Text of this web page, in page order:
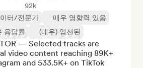
92k
터/전문가
매우 영향력 있음
응답률
(매우) 엄선된
— Selected tracks are
video content reaching 89K+
and 533.5K+ on TikTok